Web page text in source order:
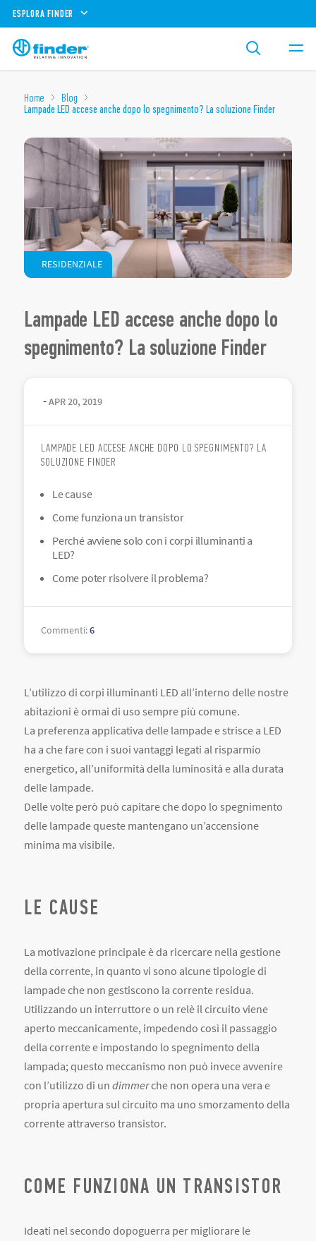
ESPLORA FINDER
Home
Blog
Lampade LED accese anche dopo lo spegnimento? La soluzione Finder
RESIDENZIALE
Lampade LED accese anche dopo lo
spegnimento? La soluzione Finder
-APR 20, 2019
LAMPADE LED ACCESE ANCHE DOPO LO SPEGNIMENTO? LA
SOLUZIONE FINDER
Le cause
Come funziona un transistor
Perché avviene solo con i corpi illuminanti a
LED?
Come poter risolvere il problema?
Commenti:6
L’utilizzo di corpi illuminanti LED all’interno delle nostre
abitazioni è ormai di uso sempre più comune.
La preferenza applicativa delle lampade e strisce a LED
ha a che fare con i suoi vantaggi legati al risparmio
energetico, all’uniformità della luminosità e alla durata
delle lampade.
Delle volte però può capitare che dopo lo spegnimento
delle lampade queste mantengano un’accensione
minima ma visibile.
LE CAUSE
La motivazione principale è da ricercare nella gestione
della corrente, in quanto vi sono alcune tipologie di
lampade che non gestiscono la corrente residua.
Utilizzando un interruttore o un relè il circuito viene
aperto meccanicamente, impedendo così il passaggio
della corrente e impostando lo spegnimento della
lampada; questo meccanismo non può invece avvenire
con l’utilizzo di un dimmerche non opera una vera e
propria apertura sul circuito ma uno smorzamento della
corrente attraverso transistor.
COME FUNZIONA UN TRANSISTOR
Ideati nel secondo dopoguerra per migliorare le